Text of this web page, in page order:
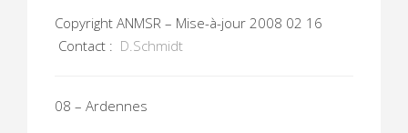
Copyright ANMSR – Mise-à-jour 2008 02 16
Contact : D.Schmidt
08 – Ardennes